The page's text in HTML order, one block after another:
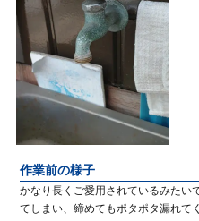
作業前の様子
かなり長くご愛用されているみたい
てしまい、締めてもポタポタ漏れて